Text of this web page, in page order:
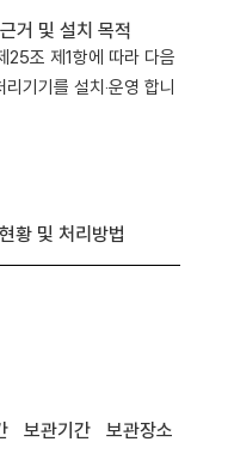
거 및 설치 목적
25조 제1항에 따라 다음
기기를 설치‧운영 합니
황 및 처리방법
보관기간 보관장소